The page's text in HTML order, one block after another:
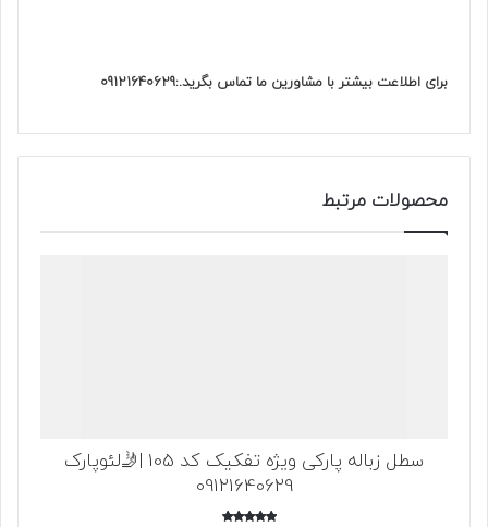
برای اطلاعت بیشتر با مشاورین ما تماس بگرید.:09121640629
محصولات مرتبط
سطل زباله پارکی ویژه تفکیک کد 105 |🤳لئوپارک
09121640629